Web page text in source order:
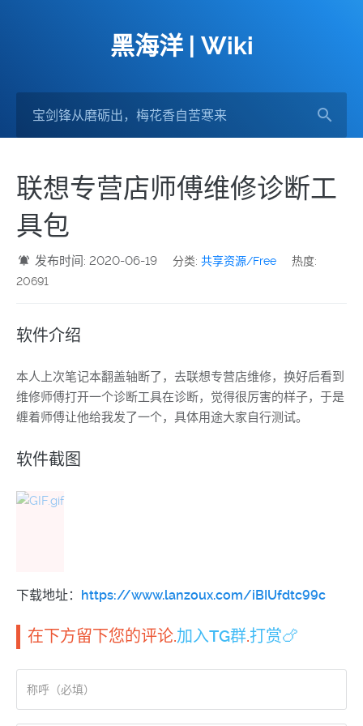
黑海洋 | Wiki
联想专营店师傅维修诊断工
具包
发布时间: 2020-06-19 分类:共享资源/Free
热度:
20691
软件介绍
本人上次笔记本翻盖轴断了，去联想专营店维修，换好后看到
维修师傅打开一个诊断工具在诊断，觉得很厉害的样子，于是
缠着师傅让他给我发了一个，具体用途大家自行测试。
软件截图
下载地址： https://www.lanzoux.com/iBIUfdtc99c
在下方留下您的评论.加入TG群.打赏🍗